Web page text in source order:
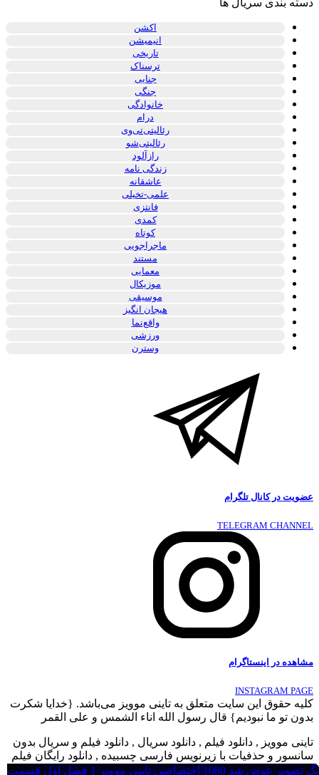
تگ تصویر عوض شد 1080 اختصاصی تاینی موویز { فصل اول قسمت
تگ تصویر عوض شد 1080 اختصاصی تاینی موویز { فصل سوم
تگ تصویر عوض شد 1080 اختصاصی تاینی موویز { فصل اول قسمت
تگ تصویر عوض شد 1080 اختصاصی تاینی موویز { فصل سوم
تگ تصویر عوض شد 1080 اختصاصی تاینی موویز { فصل سوم
تگ تصویر عوض شد 1080 اختصاصی تاینی موویز { فصل سوم
تگ تصویر عوض شد 1080 اختصاصی تاینی موویز { فصل اول قسمت
دسته بندی سریال ها
اکشن
انیمیشن
تاریخی
ترسناک
جنایی
جنگی
خانوادگی
درام
رئالیتی‌تی‌وی
رئالیتی‌شو
رازآلود
زندگی نامه
عاشقانه
علمی-تخیلی
فانتزی
کمدی
کوتاه
ماجراجویی
مستند
معمایی
موزیکال
موسیقی
هیجان انگیز
واقع‌نما
ورزشی
وسترن
عضویت در کانال تلگرام
TELEGRAM CHANNEL
مشاهده در اینستاگرام
INSTAGRAM PAGE
کلیه حقوق این سایت متعلق به تاینی موویز می‌باشد. {خدایا شکرت
بدون تو ما نبودیم} قال رسول الله اناء الشمس و علی القمر
تاینی موویز , دانلود فیلم , دانلود سریال , دانلود فیلم و سریال بدون
سانسور و حذفیات با زیرنویس فارسی چسبیده , دانلود رایگان فیلم
جدید , دانلود دوبله فارسی فیلم و سریال ,